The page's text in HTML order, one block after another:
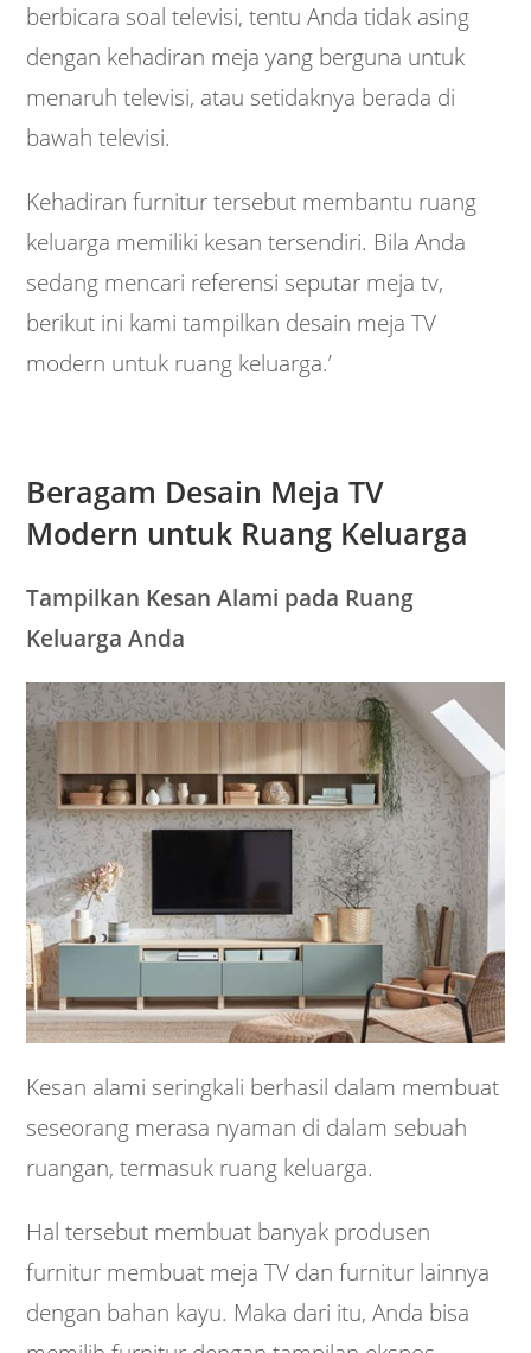
berbicara soal televisi, tentu Anda tidak asing
dengan kehadiran meja yang berguna untuk
menaruh televisi, atau setidaknya berada di
bawah televisi.
Kehadiran furnitur tersebut membantu ruang
keluarga memiliki kesan tersendiri. Bila Anda
sedang mencari referensi seputar meja tv,
berikut ini kami tampilkan desain meja TV
modern untuk ruang keluarga.’
Beragam Desain Meja TV
Modern untuk Ruang Keluarga
Tampilkan Kesan Alami pada Ruang
Keluarga Anda
Kesan alami seringkali berhasil dalam membuat
seseorang merasa nyaman di dalam sebuah
ruangan, termasuk ruang keluarga.
Hal tersebut membuat banyak produsen
furnitur membuat meja TV dan furnitur lainnya
dengan bahan kayu. Maka dari itu, Anda bisa